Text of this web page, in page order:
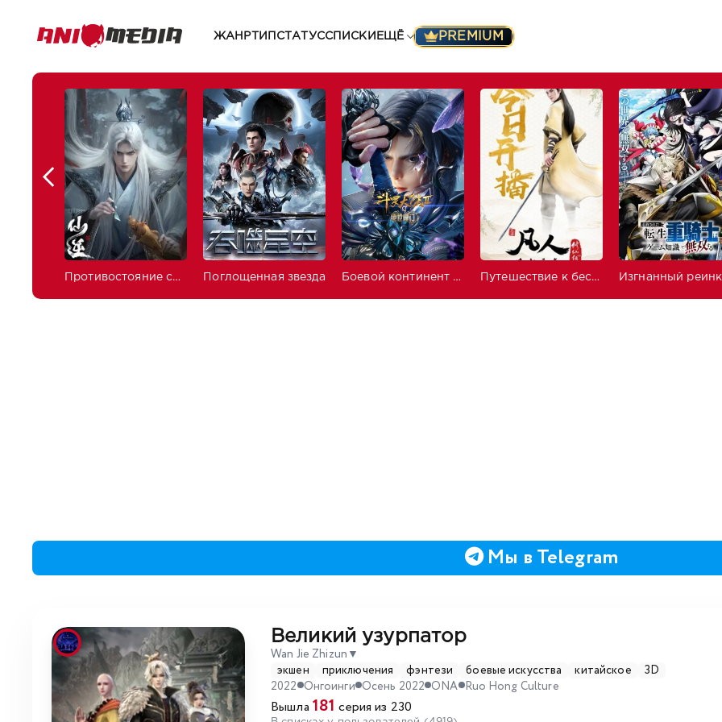
ЖАНРТИП СТАТУССПИСКИ ЕЩЁ PREMIUM
Противостояние святого Поглощенная звезда Боевой континент 2: Непревзойдённый клан Тан Путешествие к бессмертию
Мы в Telegram
Великий узурпатор
Wan Jie Zhizun ▼
экшен
приключения фэнтези боевые искусства китайское
3D
2022 Онгоинги Осень 2022 ONA Ruo Hong Culture
Вышла 181 серия из 230